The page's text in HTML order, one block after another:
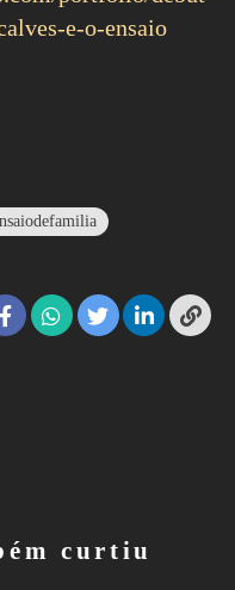
e-o-ensaio
curtiu